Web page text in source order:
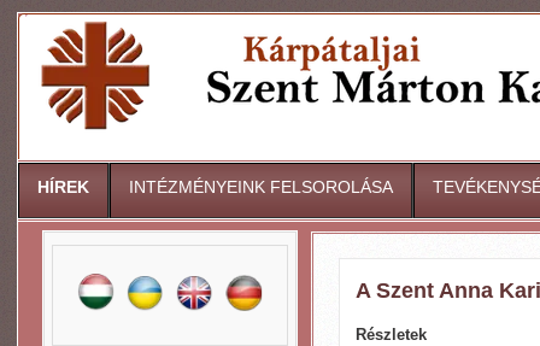
HÍREK INTÉZMÉNYEINK FELSOROLÁSA
A Szent Anna
Részletek